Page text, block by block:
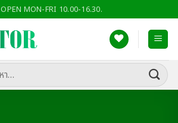
OPEN MON-FRI 10.00-16.30.